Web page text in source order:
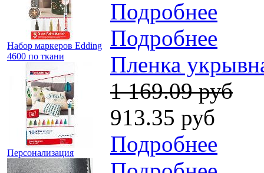
Набор маркеров Edding
4600 по ткани
Персонализация
Подробнее
Подробнее
Пленка
1 169.09 руб
913.35 руб
Подробнее